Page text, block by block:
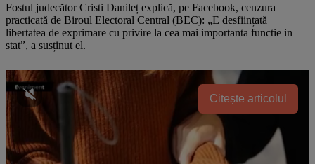
Fostul judecător Cristi Danileț explică, pe Facebook, cenzura
practicată de Biroul Electoral Central (BEC): „E desființată
libertatea de exprimare cu privire la cea mai importanta functie in
stat”, a susținut el.
Citește articolul